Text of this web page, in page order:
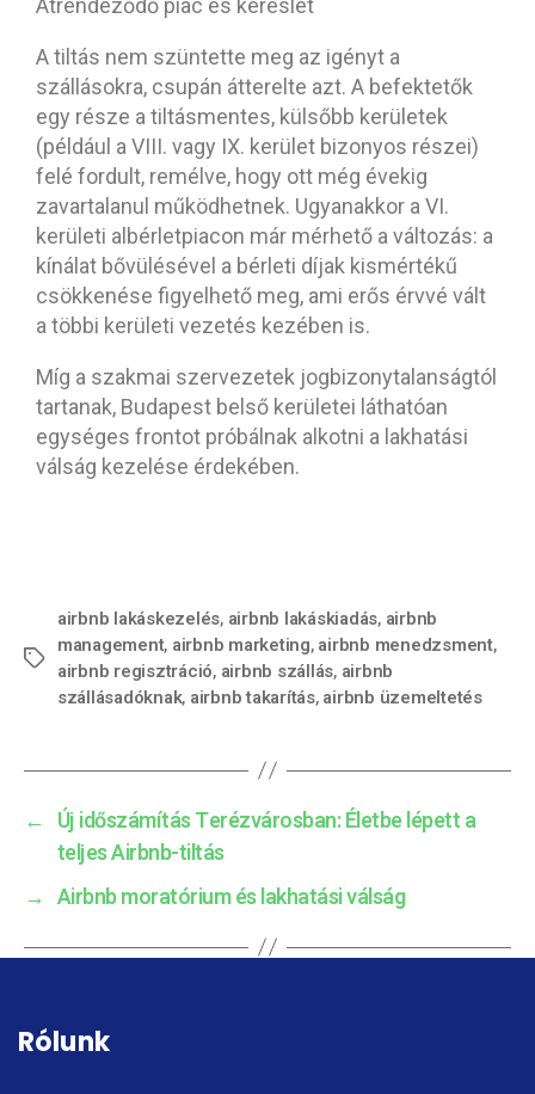
A tiltás nem szüntette meg az igényt a
szállásokra, csupán átterelte azt. A befektetők
egy része a tiltásmentes, külsőbb kerületek
(például a VIII. vagy IX. kerület bizonyos részei)
felé fordult, remélve, hogy ott még évekig
zavartalanul működhetnek. Ugyanakkor a VI.
kerületi albérletpiacon már mérhető a változás: a
kínálat bővülésével a bérleti díjak kismértékű
csökkenése figyelhető meg, ami erős érvvé vált
a többi kerületi vezetés kezében is.
Míg a szakmai szervezetek jogbizonytalanságtól
tartanak, Budapest belső kerületei láthatóan
egységes frontot próbálnak alkotni a lakhatási
válság kezelése érdekében.
airbnb lakáskezelés, airbnb lakáskiadás, airbnb
management, airbnb marketing,airbnb menedzsment,
airbnb regisztráció, airbnb szállás, airbnb
szállásadóknak, airbnb takarítás,airbnb üzemeltetés
← Új időszámítás Terézvárosban: Életbe lépett a
teljes Airbnb-tiltás
→ Airbnb moratórium és lakhatási válság
Rólunk